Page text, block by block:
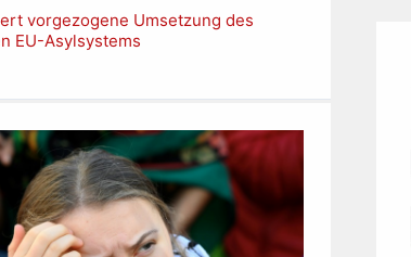
vorgezogene Umsetzung des
EU-Asylsystems